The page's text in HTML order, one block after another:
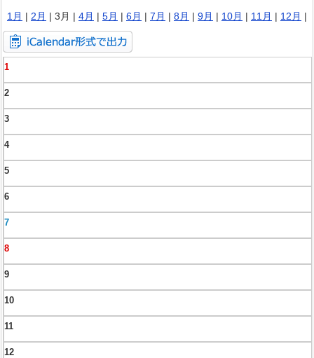
1月 | 2月 | 3月 | 4月 | 5月 | 6月 | 7月 | 8月 | 9月 | 10月 | 11月 | 12月 |
1
2
3
4
5
6
7
8
9
10
11
12